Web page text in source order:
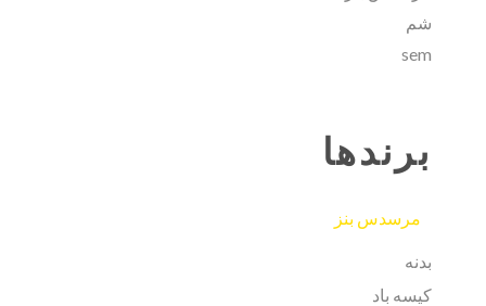
شم
sem
برندها
مرسدس بنز
بدنه
کیسه باد